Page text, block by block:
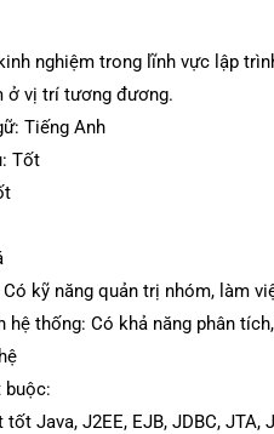
nghiệm trong lĩnh vực lập
ở vị trí tương đương.
Tiếng Anh
Tốt
Có kỹ năng quản trị nhóm, làm
hệ thống: Có khả năng phân
buộc:
tốt Java, J2EE, EJB, JDBC, JTA,